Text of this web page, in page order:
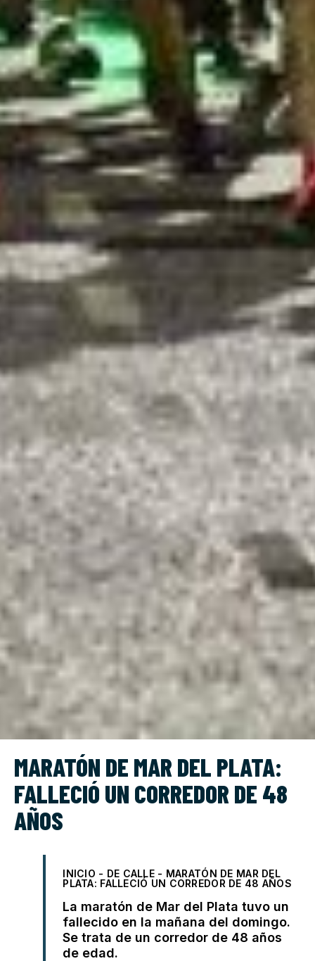
MARATÓN DE MAR DEL PLATA:
FALLECIÓ UN CORREDOR DE 48
AÑOS
INICIO - DE CALLE - MARATÓN DE MAR DEL
PLATA: FALLECIÓ UN CORREDOR DE 48 AÑOS
La maratón de Mar del Plata tuvo un
fallecido en la mañana del domingo.
Se trata de un corredor de 48 años
de edad.